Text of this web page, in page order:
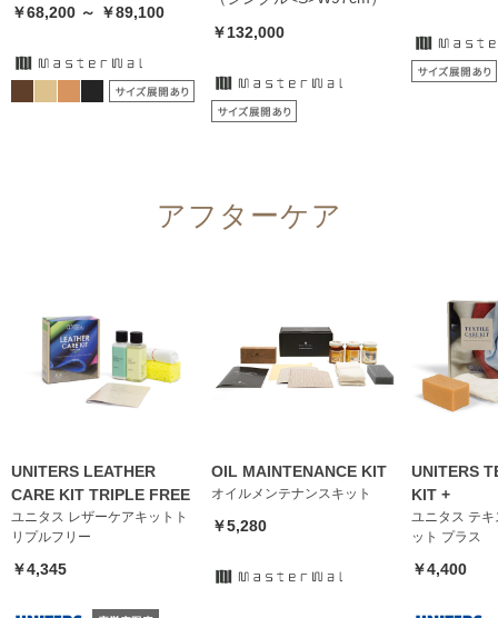
￥68,200 ～ ￥89,100
￥132,000
アフターケア
UNITERS LEATHER
CARE KIT TRIPLE FREE
ユニタス レザーケアキットト
リプルフリー
￥4,345
OIL MAINTENANCE KIT
オイルメンテナンスキット
￥5,280
UNITERS
KIT +
ユニタス テ
ット プラス
￥4,400